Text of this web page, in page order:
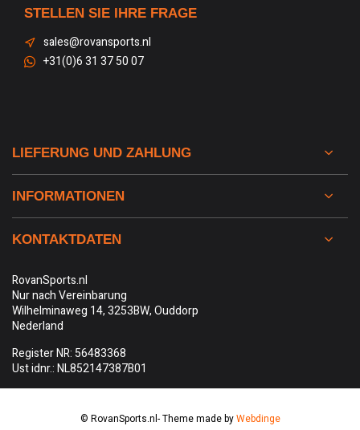
STELLEN SIE IHRE FRAGE
sales@rovansports.nl
+31(0)6 31 37 50 07
LIEFERUNG UND ZAHLUNG
INFORMATIONEN
KONTAKTDATEN
RovanSports.nl
Nur nach Vereinbarung
Wilhelminaweg 14, 3253BW, Ouddorp
Nederland
Register NR: 56483368
Ust idnr.: NL852147387B01
© RovanSports.nl- Theme made byWebdinge